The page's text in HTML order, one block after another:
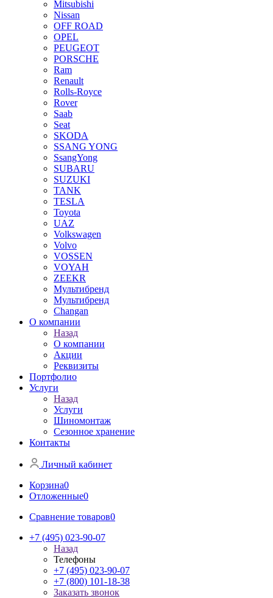
Mitsubishi
Nissan
OFF ROAD
OPEL
PEUGEOT
PORSCHE
Ram
Renault
Rolls-Royce
Rover
Saab
Seat
SKODA
SSANG YONG
SsangYong
SUBARU
SUZUKI
TANK
TESLA
Toyota
UAZ
Volkswagen
Volvo
VOSSEN
VOYAH
ZEEKR
Мультибренд
Мультибренд
Сhangan
О компании
Назад
О компании
Акции
Реквизиты
Портфолио
Услуги
Назад
Услуги
Шиномонтаж
Сезонное хранение
Контакты
Личный кабинет
Корзина0
Отложенные0
Сравнение товаров0
+7 (495) 023-90-07
Назад
Телефоны
+7 (495) 023-90-07
+7 (800) 101-18-38
Заказать звонок